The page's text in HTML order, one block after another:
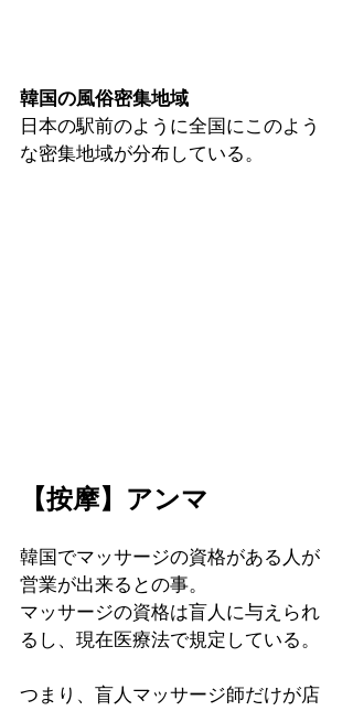
韓国の風俗密集地域
日本の駅前のように全国にこのよう
な密集地域が分布している。
【按摩】アンマ
韓国でマッサージの資格がある人が
営業が出来るとの事。
マッサージの資格は盲人に与えられ
るし、現在医療法で規定している。
つまり、盲人マッサージ師だけが店